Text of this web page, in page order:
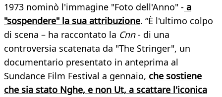
1973 nominò l'immagine "Foto dell'Anno" - a
"sospendere" la sua attribuzione. “È l'ultimo colpo
di scena – ha raccontato la Cnn- di una
controversia scatenata da "The Stringer", un
documentario presentato in anteprima al
Sundance Film Festival a gennaio, che sostiene
che sia stato Nghe, e non Ut, a scattare l'iconica